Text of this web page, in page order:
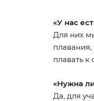
«У нас
Для них
плавания,
плавать к
«Нужна
Да, для